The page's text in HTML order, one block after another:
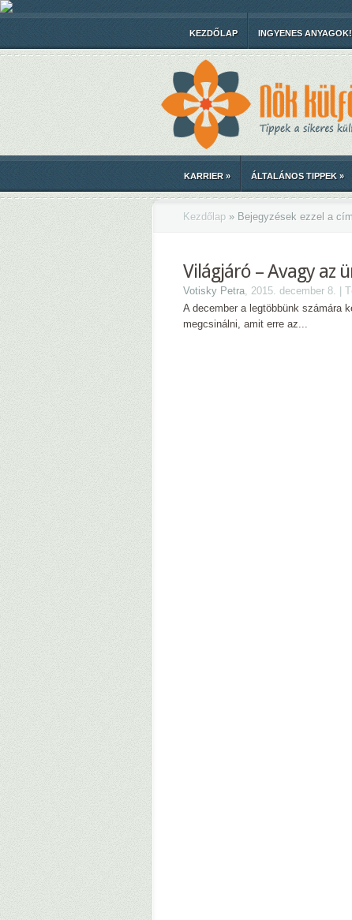
KEZDŐLAP INGYENES ANYAGOK!
KARRIER» ÁLTALÁNOS TIPPEK »
Kezdőlap » Bejegyzések ezzel a
Világjáró – Avagy az
Votisky Petra, 2015. december 8. |
A december a legtöbbünk számára
megcsinálni, amit erre az...